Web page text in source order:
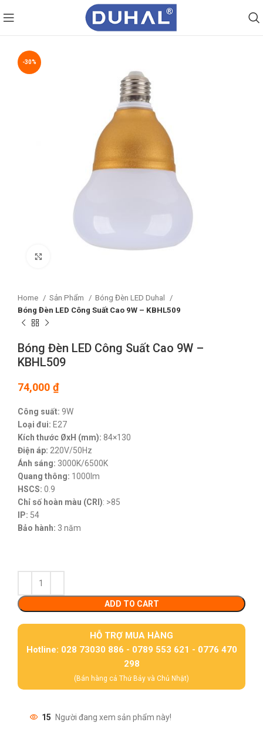
-30%
Home Sản Phẩm
Bóng Đèn LED Duhal
Bóng Đèn LED Công Suất Cao 9W – KBHL509
Bóng Đèn LED Công Suất Cao 9W –
KBHL509
74,000 ₫
Công suất: 9W
Loại đui: E27
Kích thước ØxH (mm): 84×130
Điện áp: 220V/50Hz
Ánh sáng: 3000K/6500K
Quang thông: 1000lm
HSCS: 0.9
Chỉ số hoàn màu (CRI): >85
IP: 54
Bảo hành: 3 năm
ADD TO CART
HỖ TRỢ MUA HÀNG
Hotline: 028 73030 886 - 0789 553 621 - 0776 470
298
(Bán hàng cả Thứ Bảy và Chủ Nhật)
15 Người đang xem sản phẩm này!